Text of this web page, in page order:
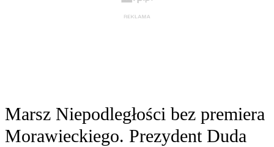
Marsz Niepodległości bez premiera
Morawieckiego. Prezydent Duda